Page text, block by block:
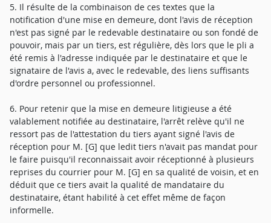
5. Il résulte de la combinaison de ces textes que la
notification d'une mise en demeure, dont l'avis de réception
n'est pas signé par le redevable destinataire ou son fondé de
pouvoir, mais par un tiers, est régulière, dès lors que le pli a
été remis à l'adresse indiquée par le destinataire et que le
signataire de l'avis a, avec le redevable, des liens suffisants
d'ordre personnel ou professionnel.
6. Pour retenir que la mise en demeure litigieuse a été
valablement notifiée au destinataire, l'arrêt relève qu'il ne
ressort pas de l'attestation du tiers ayant signé l'avis de
réception pour M. [G] que ledit tiers n'avait pas mandat pour
le faire puisqu'il reconnaissait avoir réceptionné à plusieurs
reprises du courrier pour M. [G] en sa qualité de voisin, et en
déduit que ce tiers avait la qualité de mandataire du
destinataire, étant habilité à cet effet même de façon
informelle.